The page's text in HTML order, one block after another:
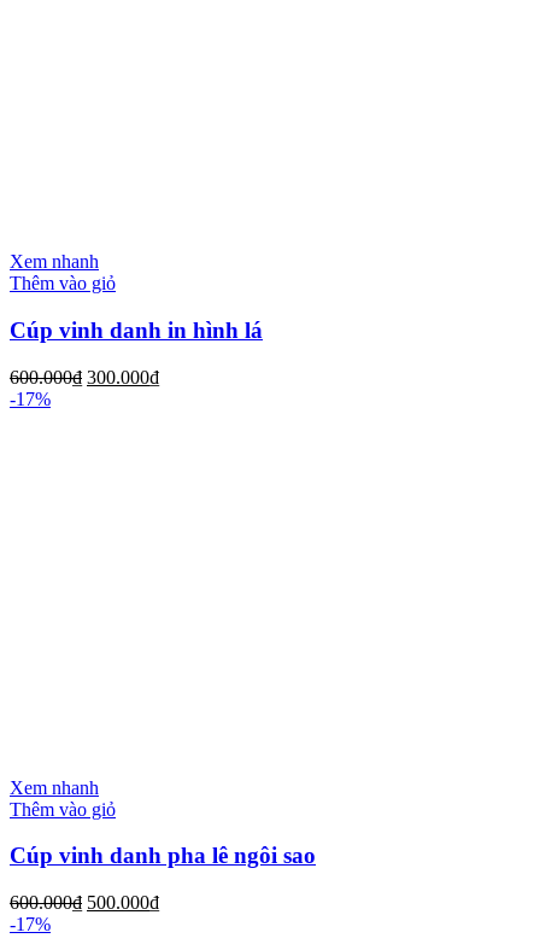
Xem nhanh
Thêm vào giỏ
Cúp vinh danh in hình lá
600.000₫ 300.000₫
-17%
Xem nhanh
Thêm vào giỏ
Cúp vinh danh pha lê ngôi sao
600.000₫ 500.000₫
-17%